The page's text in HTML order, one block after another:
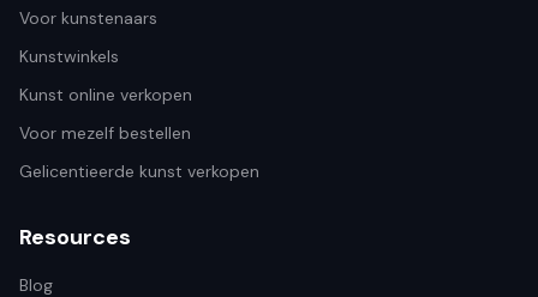
Voor kunstenaars
Kunstwinkels
Kunst online verkopen
Voor mezelf bestellen
Gelicentieerde kunst verkopen
Resources
Blog